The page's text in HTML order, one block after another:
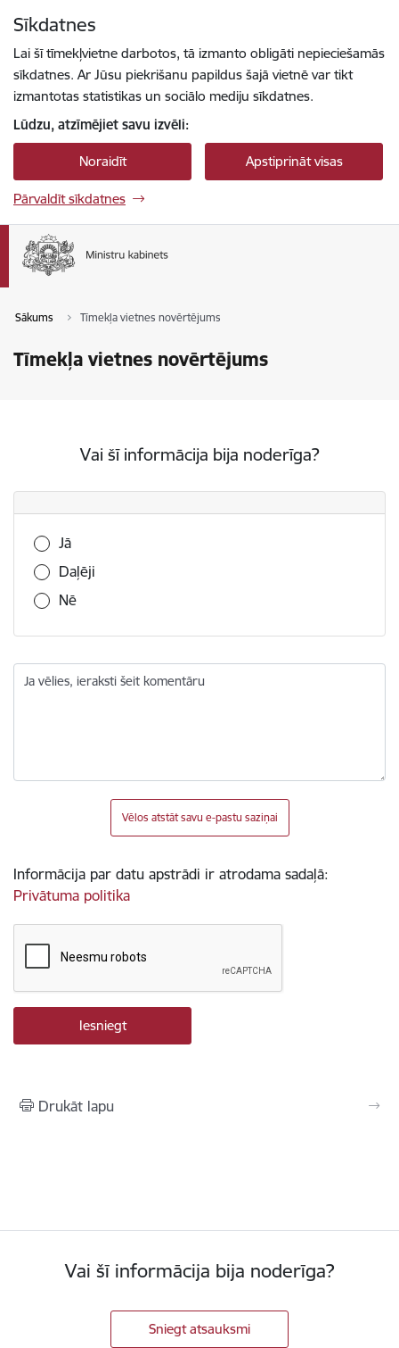
Sīkdatnes
Lai šī tīmekļvietne darbotos, tā izmanto obligāti nepieciešamās
sīkdatnes. Ar Jūsu piekrišanu papildus šajā vietnē var tikt
izmantotas statistikas un sociālo mediju sīkdatnes.
Lūdzu, atzīmējiet savu izvēli:
Noraidīt Apstiprināt visas
Pārvaldīt sīkdatnes
Sākums Tīmekļa vietnes novērtējums
Tīmekļa vietnes novērtējums
Vai šī informācija bija noderīga?
Vai šī informācija bija noderīga?
Jā
Daļēji
Nē
Ja vēlies, ieraksti šeit komentāru
Vēlos atstāt savu e-pastu saziņai
Informācija par datu apstrādi ir atrodama sadaļā:
Privātuma politika
Drukāt lapu
Vai šī informācija bija noderīga?
Sniegt atsauksmi